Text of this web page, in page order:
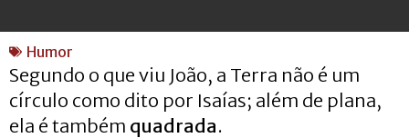
Humor
Segundo o que viu João, a Terra não é um
círculo como dito por Isaías; além de plana,
ela é também quadrada.